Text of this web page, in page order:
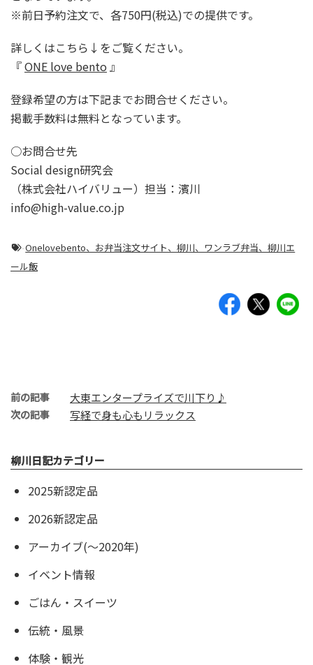
※前日予約注文で、各750円(税込)での提供です。
詳しくはこちら↓をご覧ください。
『ONE love bento』
登録希望の方は下記までお問合せください。
掲載手数料は無料となっています。
○お問合せ先
Social design研究会
（株式会社ハイバリュー）担当：濱川
info@high-value.co.jp
-Onelovebento、お弁当注文サイト、柳川、ワンラブ弁当、柳川エ
ール飯
前の記事 大東エンタープライズで川下り♪
次の記事 写経で身も心もリラックス
柳川日記カテゴリー
2025新認定品
2026新認定品
アーカイブ(〜2020年)
イベント情報
ごはん・スイーツ
伝統・風景
体験・観光